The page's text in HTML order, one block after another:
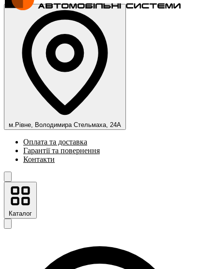
м.Рівне, Володимира Стельмаха, 24А
Оплата та доставка
Гарантії та повернення
Контакти
Каталог